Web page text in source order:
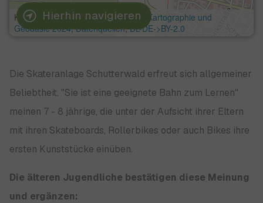
Hierhin navigieren
Die Skateranlage Schutterwald erfreut sich allgemeiner
Beliebtheit. "Sie ist eine geeignete Bahn zum Lernen"
meinen 7 - 8 jährige, die unter der Aufsicht ihrer Eltern
mit ihren Skateboards, Rollerbikes oder auch Bikes ihre
ersten Kunststücke einüben.
Die älteren Jugendliche bestätigen diese Meinung
und ergänzen: